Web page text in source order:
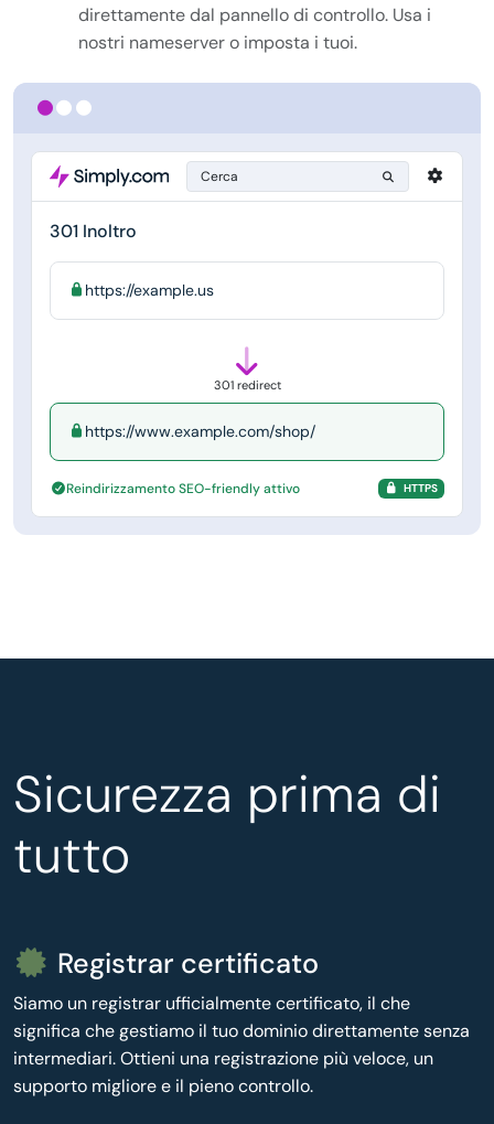
Cerca
301 Inoltro
https://example.us
301 redirect
https://www.example.com/shop/
Reindirizzamento SEO-friendly attivo HTTPS
direttamente dal pannello di controllo. Usa i
nostri nameserver o imposta i tuoi.
Sicurezza prima di
tutto
Registrar certificato
Siamo un registrar ufficialmente certificato, il che
significa che gestiamo il tuo dominio direttamente senza
intermediari. Ottieni una registrazione più veloce, un
supporto migliore e il pieno controllo.